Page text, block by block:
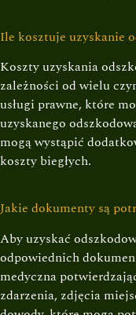
Ile kosztuje uzyskanie
Koszty uzyskania
zależności od wielu
usługi prawne, które
uzyskanego
mogą wystąpić
koszty biegłych.
Jakie dokumenty są
Aby uzyskać
odpowiednich
medyczna
zdarzenia, zdjęcia